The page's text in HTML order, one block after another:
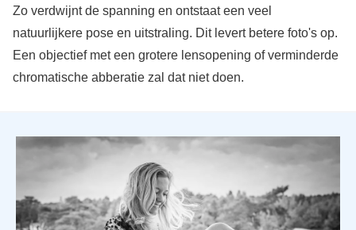
Zo verdwijnt de spanning en ontstaat een veel
natuurlijkere pose en uitstraling. Dit levert betere foto's op.
Een objectief met een grotere lensopening of verminderde
chromatische abberatie zal dat niet doen.